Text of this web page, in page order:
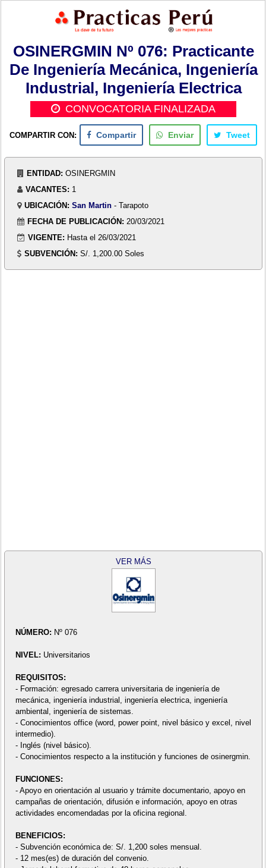
OSINERGMIN Nº 076: Practicante
De Ingeniería Mecánica, Ingeniería
Industrial, Ingeniería Electrica
CONVOCATORIA FINALIZADA
COMPARTIR CON: Compartir Enviar Tweet
ENTIDAD: OSINERGMIN
VACANTES: 1
UBICACIÓN: San Martin - Tarapoto
FECHA DE PUBLICACIÓN: 20/03/2021
VIGENTE: Hasta el 26/03/2021
SUBVENCIÓN: S/. 1,200.00 Soles
VER MÁS
NÚMERO: Nº 076
NIVEL: Universitarios
REQUISITOS:
- Formación: egresado carrera universitaria de ingeniería de
mecánica, ingeniería industrial, ingeniería electrica, ingeniería
ambiental, ingeniería de sistemas.
- Conocimientos office (word, power point, nivel básico y excel, nivel
intermedio).
- Inglés (nivel básico).
- Conocimientos respecto a la institución y funciones de osinergmin.
FUNCIONES:
- Apoyo en orientación al usuario y trámite documentario, apoyo en
campañas de orientación, difusión e información, apoyo en otras
actividades encomendadas por la oficina regional.
BENEFICIOS:
- Subvención económica de: S/. 1,200 soles mensual.
- 12 mes(es) de duración del convenio.